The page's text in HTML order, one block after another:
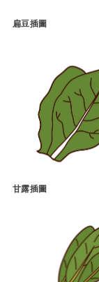
扁豆插圖
甘露插圖